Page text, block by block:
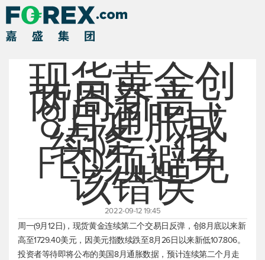
现货黄金创
两周新高，
8月通胀或
续降，但
FED须避免
该错误
2022-09-12 19:45
周一(9月12日)， 现货黄金连续第二个交易日反弹，创8月底以来新
高至1729.40美元，因美元指数续跌至8月26日以来新低107.806。
投资者等待即将公布的美国8月通胀数据，预计连续第二个月走